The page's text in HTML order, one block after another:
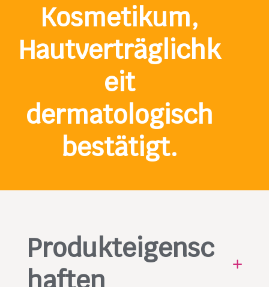
Kosmetikum,
Hautverträglichk
eit
dermatologisch
bestätigt.
Produkteigensc
haften